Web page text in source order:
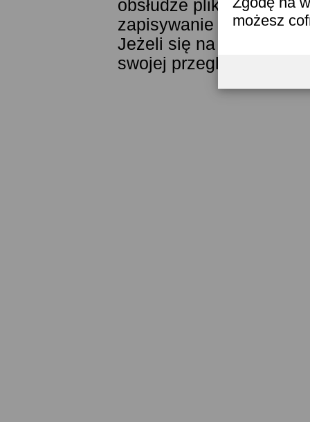
możesz
obsłudze plików
zapisywanie ich w
Jeżeli się na to nie
swojej przeglądarki.